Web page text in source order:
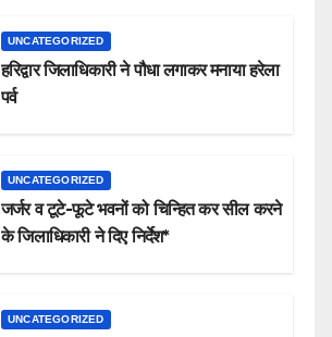
UNCATEGORIZED
हरिद्वार जिलाधिकारी ने पौधा लगाकर मनाया हरेला
पर्व
UNCATEGORIZED
जर्जर व टूटे-फूटे भवनों को चिन्हित कर सील करने
के जिलाधिकारी ने दिए निर्देश*
UNCATEGORIZED